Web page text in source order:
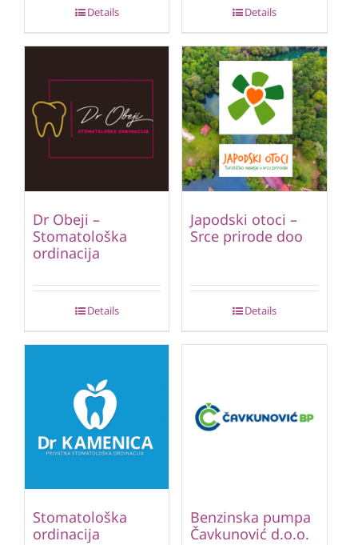
Details Details
Dr Obeji –
Stomatološka
ordinacija
Details
Japodski otoci –
Srce prirode doo
Details
Stomatološka
ordinacija
Benzinska pumpa
Čavkunović d.o.o.